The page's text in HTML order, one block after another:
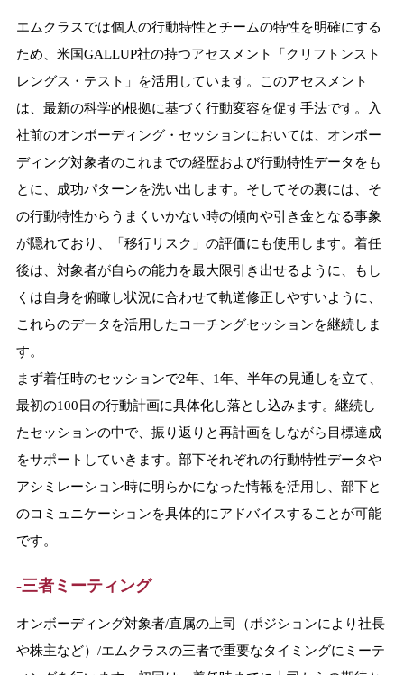
エムクラスでは個人の行動特性とチームの特性を明確にする
ため、米国GALLUP社の持つアセスメント「クリフトンスト
レングス・テスト」を活用しています。このアセスメント
は、最新の科学的根拠に基づく行動変容を促す手法です。入
社前のオンボーディング・セッションにおいては、オンボー
ディング対象者のこれまでの経歴および行動特性データをも
とに、成功パターンを洗い出します。そしてその裏には、そ
の行動特性からうまくいかない時の傾向や引き金となる事象
が隠れており、「移行リスク」の評価にも使用します。着任
後は、対象者が自らの能力を最大限引き出せるように、もし
くは自身を俯瞰し状況に合わせて軌道修正しやすいように、
これらのデータを活用したコーチングセッションを継続しま
す。
まず着任時のセッションで2年、1年、半年の見通しを立て、
最初の100日の行動計画に具体化し落とし込みます。継続し
たセッションの中で、振り返りと再計画をしながら目標達成
をサポートしていきます。部下それぞれの行動特性データや
アシミレーション時に明らかになった情報を活用し、部下と
のコミュニケーションを具体的にアドバイスすることが可能
です。
-三者ミーティング
オンボーディング対象者/直属の上司（ポジションにより社長
や株主など）/エムクラスの三者で重要なタイミングにミーテ